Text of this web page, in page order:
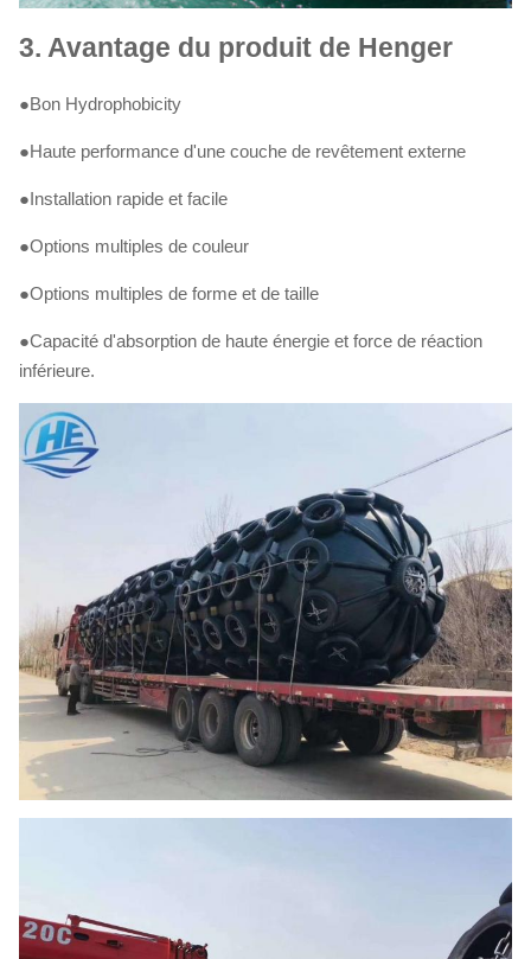
3. Avantage du produit de Henger
●Bon Hydrophobicity
●Haute performance d'une couche de revêtement externe
●Installation rapide et facile
●Options multiples de couleur
●Options multiples de forme et de taille
●Capacité d'absorption de haute énergie et force de réaction
inférieure.